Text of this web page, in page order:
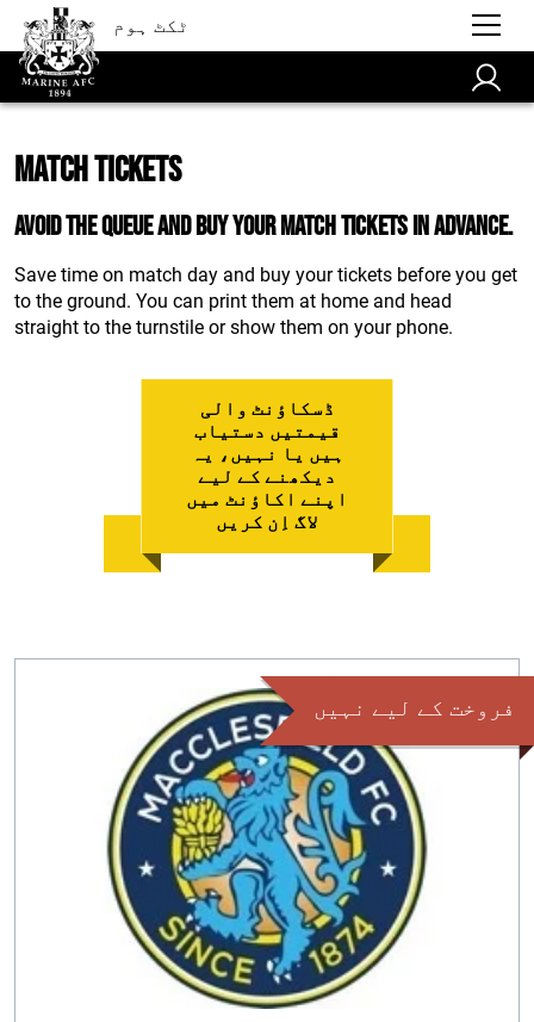
ٹکٹ ہوم
Match Tickets
Avoid the queue and buy your match tickets in advance.
Save time on match day and buy your tickets before you get
to the ground. You can print them at home and head
straight to the turnstile or show them on your phone.
ڈسکاؤنٹ والی
قیمتیں دستیاب
ہیں یا نہیں، یہ
دیکھنے کے لیے
اپنے اکاؤنٹ میں
لاگ اِن کریں
فروخت کے لیے نہیں